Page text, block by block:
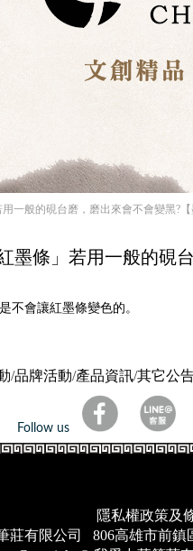
一般的硯台磨，磨出來會不會變黑?【
墨條」若用一般的硯
不會讓紅墨條變色的。
/品牌活動/產品資訊/其它公
Follow us
隱私權政策及
莊有限公司 806高雄市前鎮